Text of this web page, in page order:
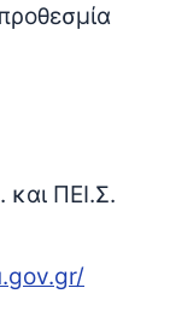
και ΠΕΙ.Σ.